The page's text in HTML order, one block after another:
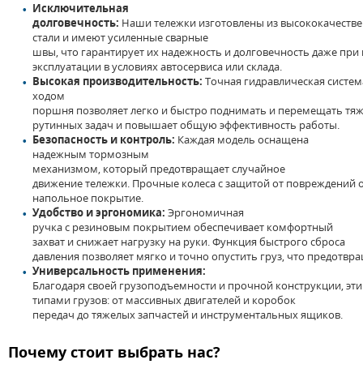
Исключительная
долговечность: Нашитележки изготовлены из
стали и имеют усиленные сварные
швы, что гарантирует их надежность идолговечность даже при
эксплуатации вусловияхавтосервиса илисклада.
Высокая производительность: Точная гидравлическая
ходом
поршня позволяетлегко ибыстро поднимать и перемещать
рутинныхзадач и повышаетобщую эффективность работы.
Безопасность и контроль: Каждая модель оснащена
надежным тормозным
механизмом, который предотвращаетслучайное
движениетележки. Прочные колесасзащитойот повреждений
напольное покрытие.
Удобство иэргономика: Эргономичная
ручкас резиновым покрытием обеспечивает комфортный
захват иснижает нагрузку на руки. Функция быстрого сброса
давления позволяет мягко иточно опустить груз, что
Универсальность применения:
Благодаря своей грузоподъемности и прочной конструкции,эти
типами грузов:от массивных двигателей и коробок
передач до тяжелыхзапчастей и инструментальных ящиков.
Почему стоит выбрать нас?